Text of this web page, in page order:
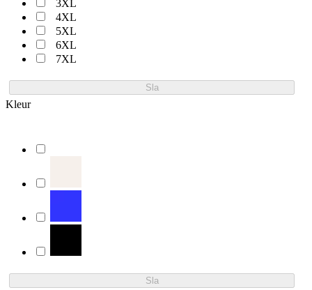
3XL
4XL
5XL
6XL
7XL
Sla
Kleur
Sla